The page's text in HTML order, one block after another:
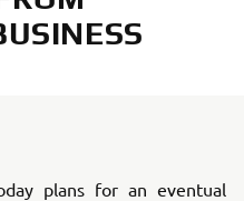
plans for an eventual